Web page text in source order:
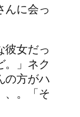
に会っ
女だっ
。」ネク
の方がハ
、。「そ